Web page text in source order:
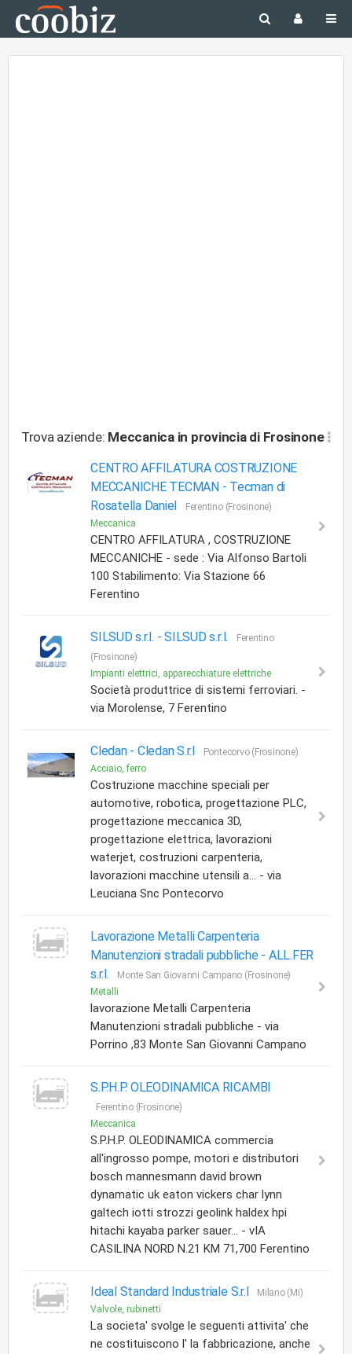
Trova aziende: Meccanica in provincia di Frosinone
CENTRO AFFILATURA COSTRUZIONE
MECCANICHE TECMAN - Tecman di
Rosatella Daniel
Ferentino (Frosinone)
Meccanica
CENTRO AFFILATURA , COSTRUZIONE
MECCANICHE - sede : Via Alfonso Bartoli
100 Stabilimento: Via Stazione 66
Ferentino
SILSUD s.r.l. -SILSUD s.r.l.
Ferentino
(Frosinone)
Impianti elettrici, apparecchiature elettriche
Società produttrice di sistemi ferroviari. -
via Morolense, 7 Ferentino
Cledan - Cledan S.r.l
Pontecorvo (Frosinone)
Acciaio, ferro
Costruzione macchine speciali per
automotive, robotica, progettazione PLC,
progettazione meccanica 3D,
progettazione elettrica, lavorazioni
waterjet, costruzioni carpenteria,
lavorazioni macchine utensili a... - via
Leuciana Snc Pontecorvo
Lavorazione Metalli Carpenteria
Manutenzioni stradali pubbliche - ALL.FER
s.r.l.
Monte San Giovanni Campano (Frosinone)
Metalli
lavorazione Metalli Carpenteria
Manutenzioni stradali pubbliche - via
Porrino ,83 Monte San Giovanni Campano
S.P.H.P. OLEODINAMICA RICAMBI
Ferentino (Frosinone)
Meccanica
S.P.H.P. OLEODINAMICA commercia
all'ingrosso pompe, motori e distributori
bosch mannesmann david brown
dynamatic uk eaton vickers char lynn
galtech iotti strozzi geolink haldex hpi
hitachi kayaba parker sauer... - vIA
CASILINA NORD N.21 KM 71,700 Ferentino
Ideal Standard Industriale S.r.l
Milano (MI)
Valvole, rubinetti
La societa' svolge le seguenti attivita' che
ne costituiscono l' la fabbricazione, anche